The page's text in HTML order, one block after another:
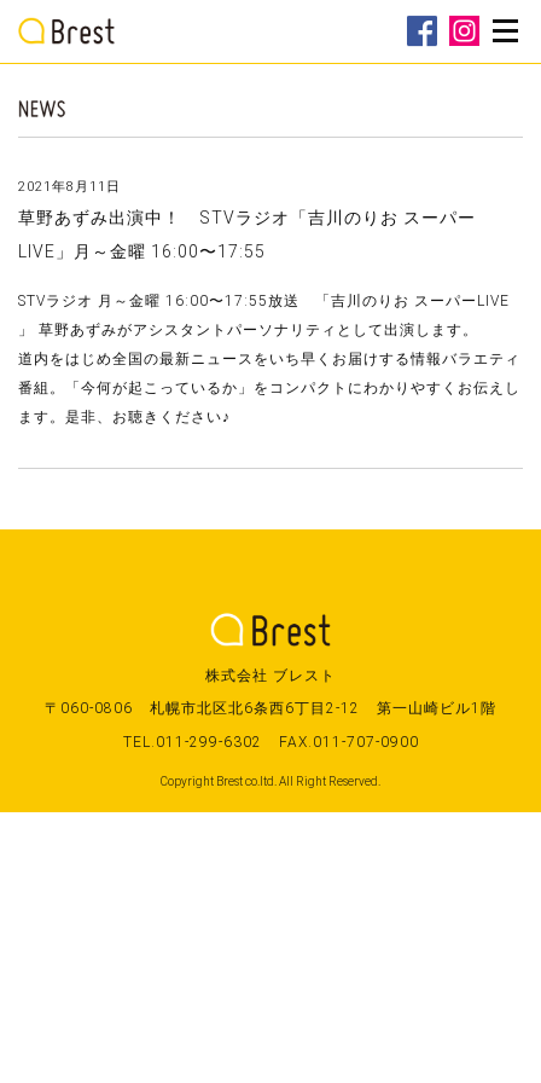
2021年8月11日
草野あずみ出演中！ STVラジオ「吉川のりお スーパー
LIVE」月～金曜 16:00〜17:55
STVラジオ 月～金曜 16:00〜17:55放送 「吉川のりお スーパーLIVE
」 草野あずみがアシスタントパーソナリティとして出演します。
道内をはじめ全国の最新ニュースをいち早くお届けする情報バラエティ
番組。「今何が起こっているか」をコンパクトにわかりやすくお伝えし
ます。是非、お聴きください♪
株式会社 ブレスト
〒060-0806
札幌市北区北6条西6丁目2-12
第一山崎ビル1階
TEL.011-299-6302
FAX.011-707-0900
Copyright Brest co.ltd. All Right Reserved.